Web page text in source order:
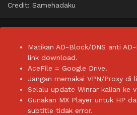
Credit: Samehadaku
Matikan AD-Block/DNS anti
link download.
AceFile = Google Drive.
Jangan memakai VPN/Proxy di
Selalu update Winrar kalian ke
Gunakan MX Player untuk HP
subtitle tidak error.